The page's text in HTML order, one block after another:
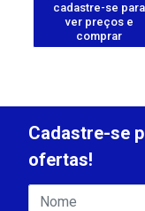
cadastre-se para
ver preços e
comprar
Cadastre-se
ofertas!